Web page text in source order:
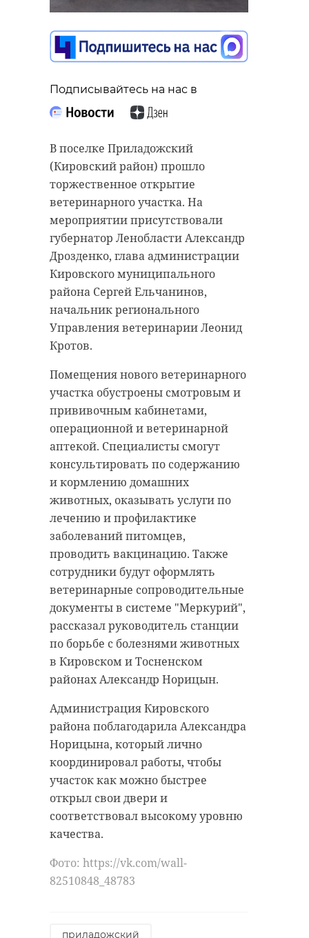
Подписывайтесь на нас в
В поселке Приладожский
(Кировский район) прошло
торжественное открытие
ветеринарного участка. На
мероприятии присутствовали
губернатор Ленобласти Александр
Дрозденко, глава администрации
Кировского муниципального
района Сергей Ельчанинов,
начальник регионального
Управления ветеринарии Леонид
Кротов.
Помещения нового ветеринарного
участка обустроены смотровым и
прививочным кабинетами,
операционной и ветеринарной
аптекой. Специалисты смогут
консультировать по содержанию
и кормлению домашних
животных, оказывать услуги по
лечению и профилактике
заболеваний питомцев,
проводить вакцинацию. Также
сотрудники будут оформлять
ветеринарные сопроводительные
документы в системе "Меркурий",
рассказал руководитель станции
по борьбе с болезнями животных
в Кировском и Тосненском
районах Александр Норицын.
Администрация Кировского
района поблагодарила Александра
Норицына, который лично
координировал работы, чтобы
участок как можно быстрее
открыл свои двери и
соответствовал высокому уровню
качества.
Фото: https://vk.com/wall-
82510848_48783
приладожский